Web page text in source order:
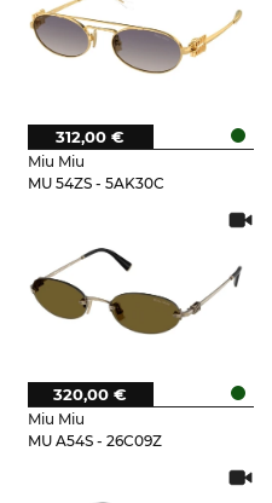
Miu Miu
MU 54ZS - 5AK30C
312,00 €
Miu Miu
MU A54S - 26C09Z
320,00 €